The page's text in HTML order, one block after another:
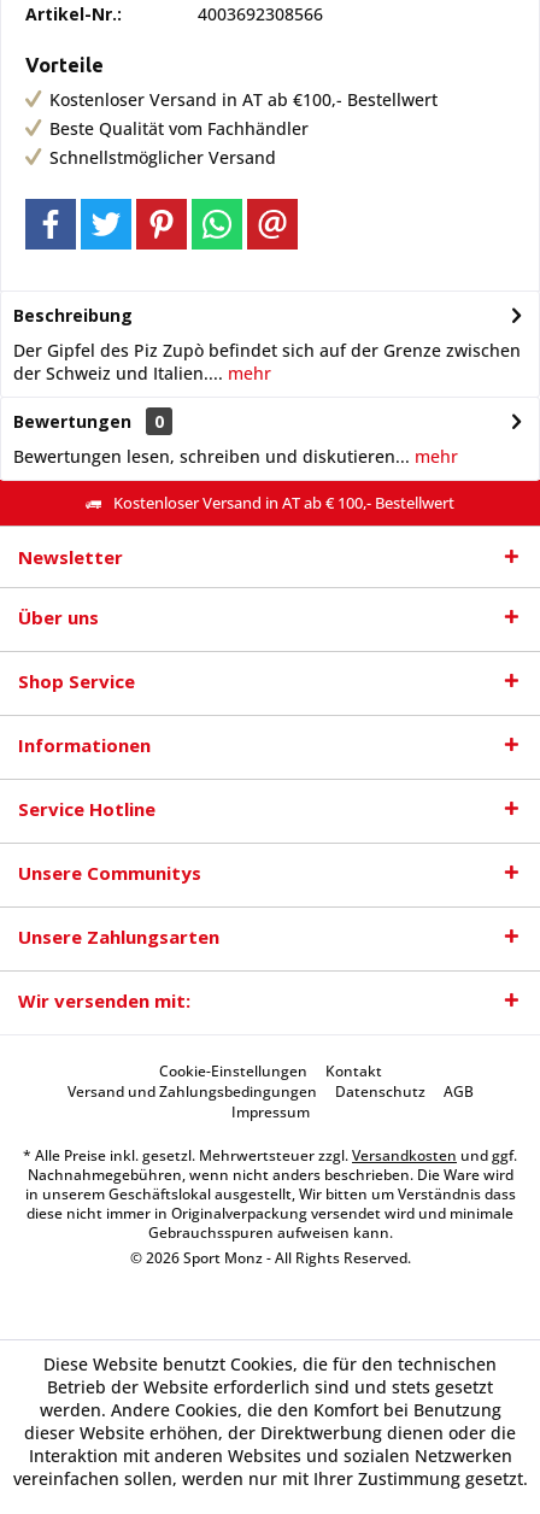
Artikel-Nr.: 4003692308566
Vorteile
Kostenloser Versand in AT ab €100,- Bestellwert
Beste Qualität vom Fachhändler
Schnellstmöglicher Versand
Beschreibung
Der Gipfel des Piz Zupò befindet sich auf der Grenze zwischen
der Schweiz und Italien.... mehr
Bewertungen
0
Bewertungen lesen, schreiben und diskutieren... mehr
Kostenloser Versand in AT ab € 100,- Bestellwert
Newsletter
Über uns
Shop Service
Informationen
Service Hotline
Unsere Communitys
Unsere Zahlungsarten
Wir versenden mit:
Cookie-Einstellungen
Kontakt
Versand und Zahlungsbedingungen
Datenschutz
AGB
Impressum
* Alle Preise inkl. gesetzl. Mehrwertsteuer zzgl.Versandkosten und ggf.
Nachnahmegebühren, wenn nicht anders beschrieben. Die Ware wird
in unserem Geschäftslokal ausgestellt, Wir bitten um Verständnis dass
diese nicht immer in Originalverpackung versendet wird und minimale
Gebrauchsspuren aufweisen kann.
© 2026 Sport Monz - All Rights Reserved.
Diese Website benutzt Cookies, die für den technischen
Betrieb der Website erforderlich sind und stets gesetzt
werden. Andere Cookies, die den Komfort bei Benutzung
dieser Website erhöhen, der Direktwerbung dienen oder die
Interaktion mit anderen Websites und sozialen Netzwerken
vereinfachen sollen, werden nur mit Ihrer Zustimmung gesetzt.